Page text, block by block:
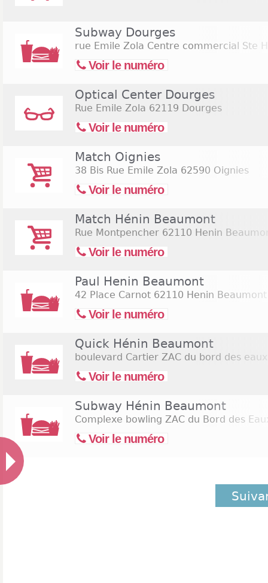
Subway Dourges
rue Emile Zola Centre commercial Ste
Voir le numéro
Optical Center Dourges
Rue Emile Zola 62119 Dourges
Voir le numéro
Match Oignies
38 Bis Rue Emile Zola 62590 Oignies
Voir le numéro
Match Hénin Beaumont
Rue Montpencher 62110 Henin
Voir le numéro
Paul Henin Beaumont
42 Place Carnot 62110 Henin Beaumont
Voir le numéro
Quick Hénin Beaumont
boulevard Cartier ZAC du bord des eaux
Voir le numéro
Subway Hénin Beaumont
Complexe bowling ZAC du Bord des
Voir le numéro